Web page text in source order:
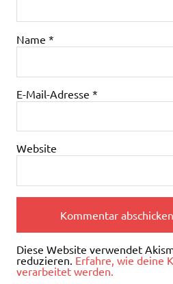
Name *
E-Mail-Adresse *
Website
Diese Website verwendet
reduzieren. Erfahre, wie deine
verarbeitet werden.